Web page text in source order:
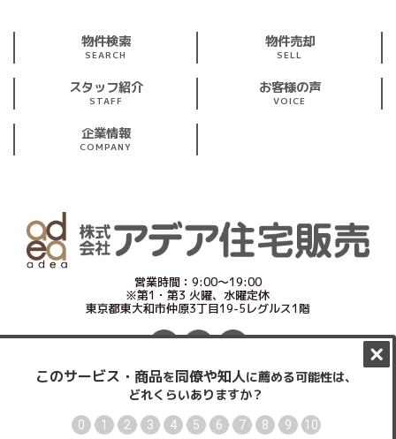
物件検索
SEARCH
物件売却
SELL
スタッフ紹介
STAFF
お客様の声
VOICE
企業情報
COMPANY
営業時間：9:00～19:00
※第1・第3 火曜、水曜定休
東京都東大和市仲原3丁目19-5レグルス1階
プライバシーポリシー サイトマップ
Copyright © www.ajh.co.jp All Rights Reserved.